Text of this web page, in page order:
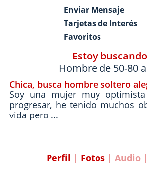
Enviar Mensaje
Tarjetas de Interés
Favoritos
Estoy
Hombre de 50-80
Chica, busca hombre soltero
Soy una mujer muy
progresar, he tenido muchos
vida pero ...
Perfil | Fotos| Audio